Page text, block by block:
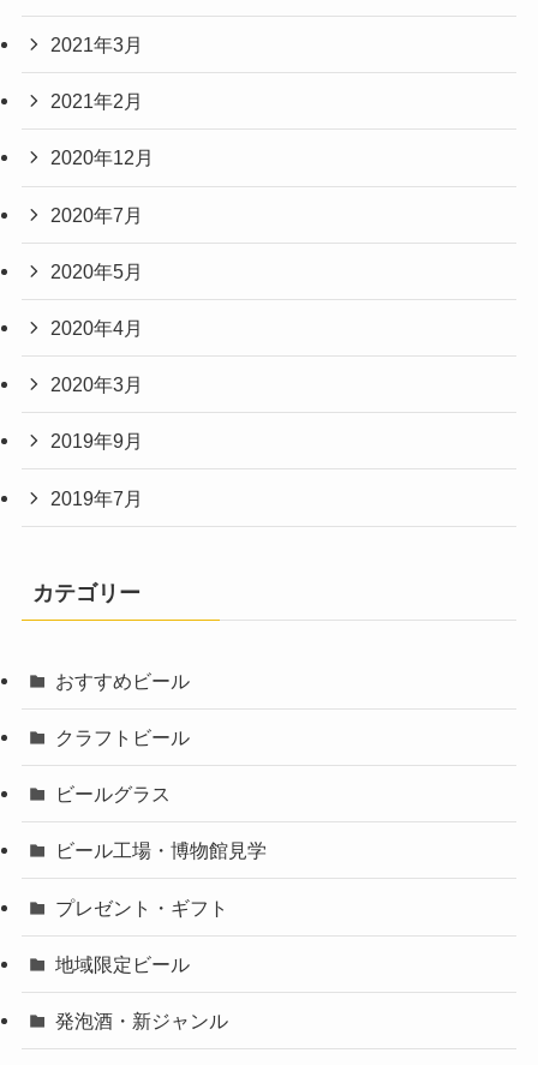
2021年3月
2021年2月
2020年12月
2020年7月
2020年5月
2020年4月
2020年3月
2019年9月
2019年7月
カテゴリー
おすすめビール
クラフトビール
ビールグラス
ビール工場・博物館見学
プレゼント・ギフト
地域限定ビール
発泡酒・新ジャンル